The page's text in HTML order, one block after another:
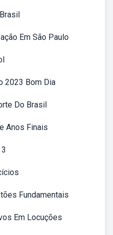
Em São Paulo
2023 Bom Dia
Do Brasil
Anos Finais
Fundamentais
Em Locuções